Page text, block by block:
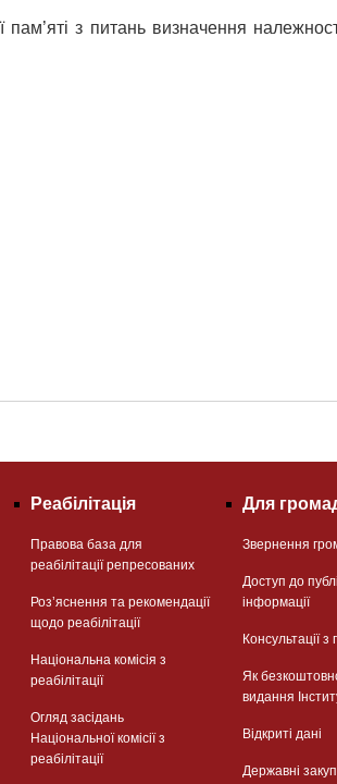
пам’яті з питань визначення
Реабілітація
Правова база для
реабілітації репресованих
Розʼяснення та рекомендації
щодо реабілітації
Національна комісія з
реабілітації
Огляд засідань
Національної комісії з
реабілітації
Для
Звернення
Доступ до
інформації
Консультації з
Як
видання
Відкриті дані
Державні